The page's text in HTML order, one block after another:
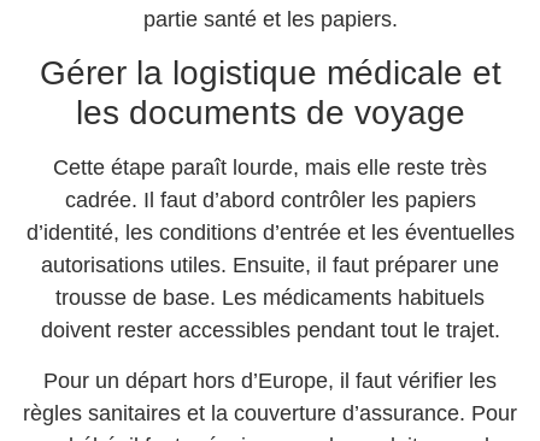
partie santé et les papiers.
Gérer la logistique médicale et
les documents de voyage
Cette étape paraît lourde, mais elle reste très
cadrée. Il faut d’abord contrôler les papiers
d’identité, les conditions d’entrée et les éventuelles
autorisations utiles. Ensuite, il faut préparer une
trousse de base. Les médicaments habituels
doivent rester accessibles pendant tout le trajet.
Pour un départ hors d’Europe, il faut vérifier les
règles sanitaires et la couverture d’assurance. Pour